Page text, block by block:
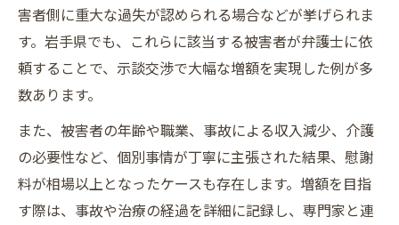
害者側に重大な過失が認められる場合などが挙げられま
す。岩手県でも、これらに該当する被害者が弁護士に依
頼することで、示談交渉で大幅な増額を実現した例が多
数あります。
また、被害者の年齢や職業、事故による収入減少、介護
の必要性など、個別事情が丁寧に主張された結果、慰謝
料が相場以上となったケースも存在します。増額を目指
す際は、事故や治療の経過を詳細に記録し、専門家と連